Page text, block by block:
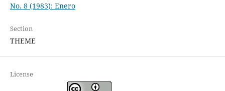
No. 8 (1983): Enero
Section
THEME
License